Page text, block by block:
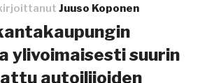
Juuso Koponen
ylivoimaisesti suurin
autoilijoiden